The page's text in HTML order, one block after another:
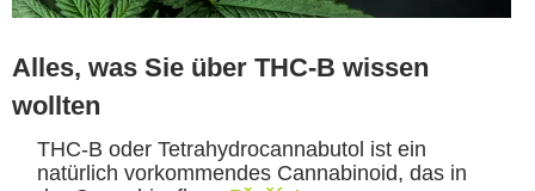
Alles, was Sie über THC-B wissen
wollten
THC-B oder Tetrahydrocannabutol ist ein
natürlich vorkommendes Cannabinoid, das in